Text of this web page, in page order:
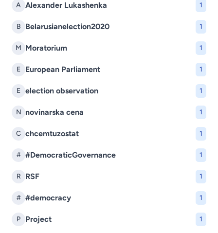
A Alexander Lukashenka 1
B Belarusianelection2020 1
M Moratorium 1
E European Parliament 1
E election observation 1
N novinarska cena 1
C chcemtuzostat 1
# #DemocraticGovernance 1
R RSF 1
# #democracy 1
P Project 1